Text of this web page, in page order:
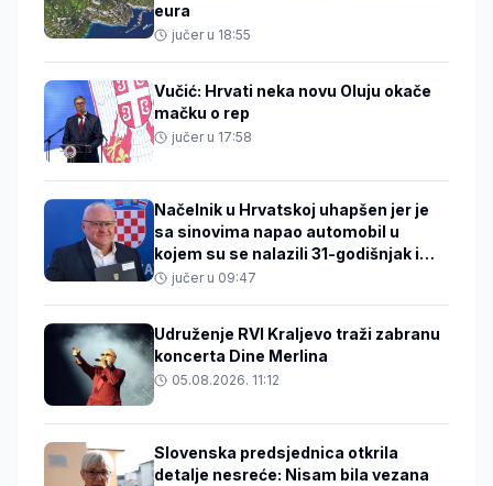
eura
jučer u 18:55
Vučić: Hrvati neka novu Oluju okače
mačku o rep
jučer u 17:58
Načelnik u Hrvatskoj uhapšen jer je
sa sinovima napao automobil u
kojem su se nalazili 31-godišnjak i
bebajučer u 09:47
Udruženje RVI Kraljevo traži zabranu
koncerta Dine Merlina
05.08.2026. 11:12
Slovenska predsjednica otkrila
detalje nesreće: Nisam bila vezana